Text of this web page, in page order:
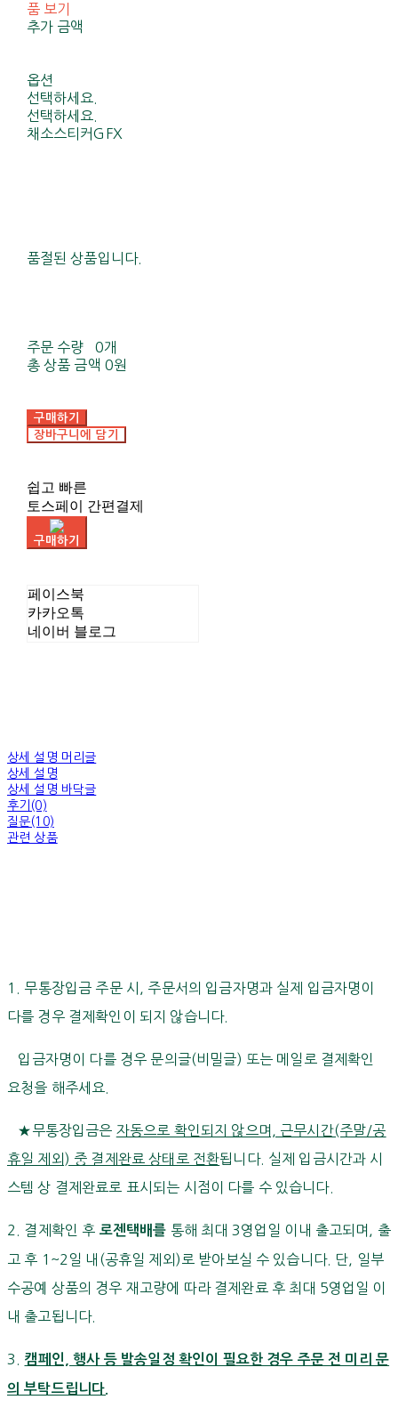
품 보기
추가 금액
옵션
선택하세요.
선택하세요.
채소스티커GFX
품절된 상품입니다.
주문 수량
0개
총 상품 금액 0원
구매하기
장바구니에 담기
쉽고 빠른
토스페이 간편결제
구매하기
페이스북
카카오톡
네이버 블로그
상세 설명 머리글
상세 설명
상세 설명 바닥글
후기(0)
질문(10)
관련 상품
1. 무통장입금 주문 시, 주문서의 입금자명과 실제 입금자명이
다를 경우 결제확인이 되지 않습니다.
입금자명이 다를 경우 문의글(비밀글) 또는 메일로 결제확인
요청을 해주세요.
★무통장입금은 자동으로 확인되지 않으며, 근무시간(주말/공
휴일 제외) 중 결제완료 상태로 전환됩니다. 실제 입금시간과 시
스템 상 결제완료로 표시되는 시점이 다를 수 있습니다.
2. 결제확인 후 로젠택배를 통해 최대 3영업일 이내 출고되며, 출
고 후 1~2일 내(공휴일 제외)로 받아보실 수 있습니다. 단, 일부
수공예 상품의 경우 재고량에 따라 결제완료 후 최대 5영업일 이
내 출고됩니다.
3. 캠페인, 행사 등 발송일정 확인이 필요한 경우 주문 전 미리 문
의 부탁드립니다.